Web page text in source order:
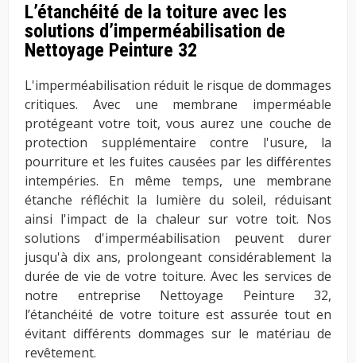
L’étanchéité de la toiture avec les
solutions d’imperméabilisation de
Nettoyage Peinture 32
L'imperméabilisation réduit le risque de dommages
critiques. Avec une membrane imperméable
protégeant votre toit, vous aurez une couche de
protection supplémentaire contre l'usure, la
pourriture et les fuites causées par les différentes
intempéries. En même temps, une membrane
étanche réfléchit la lumière du soleil, réduisant
ainsi l'impact de la chaleur sur votre toit. Nos
solutions d'imperméabilisation peuvent durer
jusqu'à dix ans, prolongeant considérablement la
durée de vie de votre toiture. Avec les services de
notre entreprise Nettoyage Peinture 32,
l’étanchéité de votre toiture est assurée tout en
évitant différents dommages sur le matériau de
revêtement.